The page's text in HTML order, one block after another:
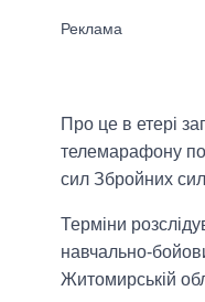
Про це в етері
телемарафону
сил Збройних сил
Терміни
навчально-
Житомирській